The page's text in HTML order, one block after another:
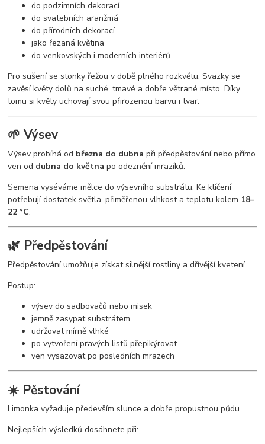
do podzimních dekorací
do svatebních aranžmá
do přírodních dekorací
jako řezaná květina
do venkovských i moderních interiérů
Pro sušení se stonky řežou v době plného rozkvětu. Svazky se
zavěsí květy dolů na suché, tmavé a dobře větrané místo. Díky
tomu si květy uchovají svou přirozenou barvu i tvar.
🌱 Výsev
Výsev probíhá od března do dubna při předpěstování nebo přímo
ven od dubna do května po odeznění mrazíků.
Semena vyséváme mělce do výsevního substrátu. Ke klíčení
potřebují dostatek světla, přiměřenou vlhkost a teplotu kolem 18–
22 °C.
🌿 Předpěstování
Předpěstování umožňuje získat silnější rostliny a dřívější kvetení.
Postup:
výsev do sadbovačů nebo misek
jemně zasypat substrátem
udržovat mírně vlhké
po vytvoření pravých listů přepikýrovat
ven vysazovat po posledních mrazech
☀️ Pěstování
Limonka vyžaduje především slunce a dobře propustnou půdu.
Nejlepších výsledků dosáhnete při: